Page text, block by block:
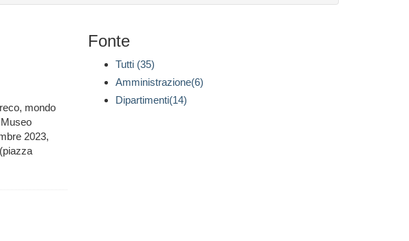
mondo
2023,
Fonte
Tutti (35)
Amministrazione(6)
Dipartimenti(14)